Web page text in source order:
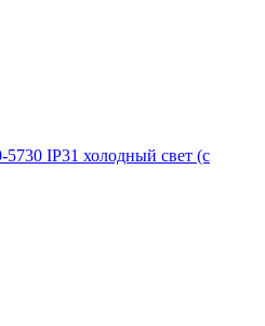
IP31 холодный свет (с